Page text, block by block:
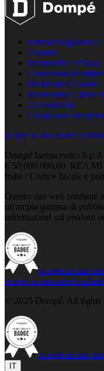
Farmacovigilanza e
Contatti
Informativa Privacy
Condizioni di
Informativa Cookie
Informativa Clienti
Accessibilità
Compliance
si apre in una nuova
Dompé farmaceutici
€ 50.000.000,00 REA MI
Italia / Codice fiscale e
Questo sito web contiene
un'ampia gamma di
informazioni sui prodotti
si apre in una
si apre in una nuova
© 2025 Dompé. All rights
si apre in una
IT